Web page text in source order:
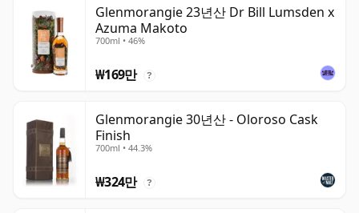
Glenmorangie 23년산 Dr Bill Lumsden x
Azuma Makoto
700ml • 46%
₩169만 ?
Glenmorangie 30년산 - Oloroso Cask
Finish
700ml • 44.3%
₩324만 ?